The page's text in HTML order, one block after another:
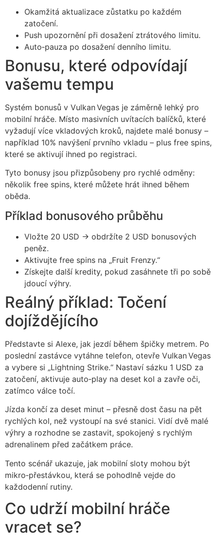
Okamžitá aktualizace zůstatku po každém
zatočení.
Push upozornění při dosažení ztrátového limitu.
Auto‑pauza po dosažení denního limitu.
Bonusu, které odpovídají
vašemu tempu
Systém bonusů v Vulkan Vegas je záměrně lehký pro
mobilní hráče. Místo masivních uvítacích balíčků, které
vyžadují více vkladových kroků, najdete malé bonusy –
například 10% navýšení prvního vkladu – plus free spins,
které se aktivují ihned po registraci.
Tyto bonusy jsou přizpůsobeny pro rychlé odměny:
několik free spins, které můžete hrát ihned během
oběda.
Příklad bonusového průběhu
Vložte 20 USD → obdržíte 2 USD bonusových
peněz.
Aktivujte free spins na „Fruit Frenzy.“
Získejte další kredity, pokud zasáhnete tři po sobě
jdoucí výhry.
Reálný příklad: Točení
dojíždějícího
Představte si Alexe, jak jezdí během špičky metrem. Po
poslední zastávce vytáhne telefon, otevře Vulkan Vegas
a vybere si „Lightning Strike.“ Nastaví sázku 1 USD za
zatočení, aktivuje auto‑play na deset kol a zavře oči,
zatímco válce točí.
Jízda končí za deset minut – přesně dost času na pět
rychlých kol, než vystoupí na své stanici. Vidí dvě malé
výhry a rozhodne se zastavit, spokojený s rychlým
adrenalinem před začátkem práce.
Tento scénář ukazuje, jak mobilní sloty mohou být
mikro‑přestávkou, která se pohodlně vejde do
každodenní rutiny.
Co udrží mobilní hráče
vracet se?